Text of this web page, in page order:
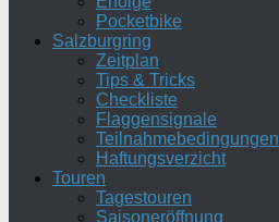
Pocketbike
Salzburgring
Zeitplan
Tips & Tricks
Checkliste
Flaggensignale
Teilnahmebedingungen
Haftungsverzicht
Touren
Tagestouren
Saisoneröffnung